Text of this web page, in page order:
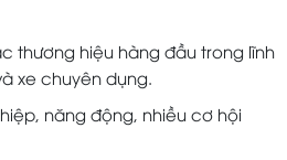
thương hiệu hàng đầu trong lĩnh
xe chuyên dụng.
năng động, nhiều cơ hội